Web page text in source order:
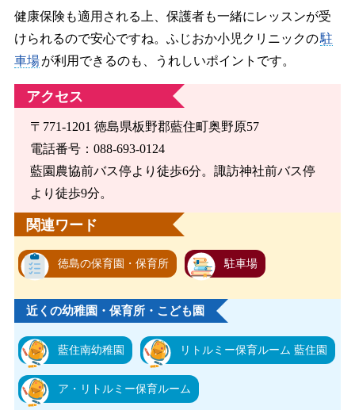
健康保険も適用される上、保護者も一緒にレッスンが受
けられるので安心ですね。ふじおか小児クリニックの駐
車場が利用できるのも、うれしいポイントです。
アクセス
〒771-1201 徳島県板野郡藍住町奥野原57
電話番号：088-693-0124
藍園農協前バス停より徒歩6分。諏訪神社前バス停
より徒歩9分。
関連ワード
徳島の保育園・保育所 駐車場
近くの幼稚園・保育所・こども園
藍住南幼稚園 リトルミー保育ルーム 藍住園
ア・リトルミー保育ルーム